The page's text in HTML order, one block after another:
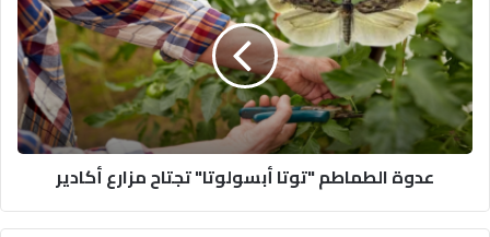
"توتا
أبسولوتا"
تجتاح
مزارع
أكادير
عدوة الطماطم "توتا أبسولوتا" تجتاح مزارع أكادير